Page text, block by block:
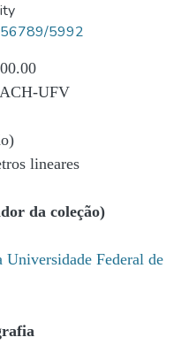
5992
UFV
lineares
da coleção)
Federal de